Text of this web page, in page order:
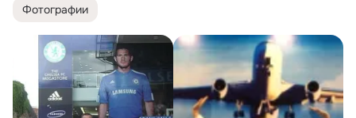
Фотографии